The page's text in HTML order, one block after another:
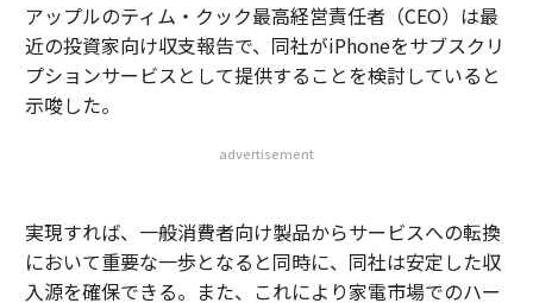
アップルのティム・クック最高経営責任者（CEO）は最
近の投資家向け収支報告で、同社がiPhoneをサブスクリ
プションサービスとして提供することを検討していると
示唆した。
advertisement
実現すれば、一般消費者向け製品からサービスへの転換
において重要な一歩となると同時に、同社は安定した収
入源を確保できる。また、これにより家電市場でのハー